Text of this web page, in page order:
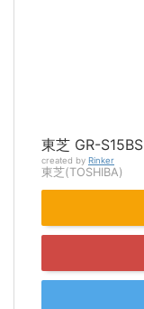
東芝 GR-S15BS
created by Rinker
東芝(TOSHIBA)